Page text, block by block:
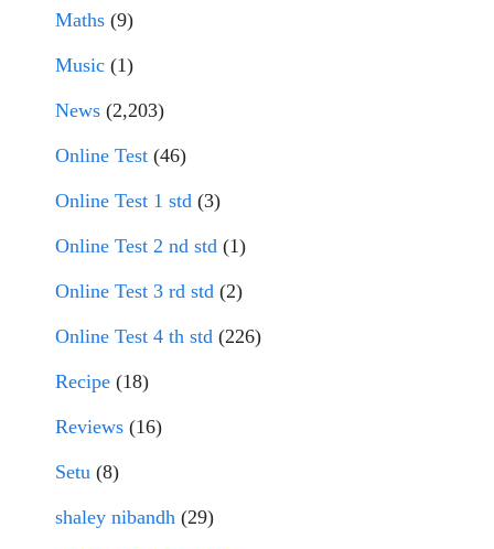
Maths (9)
Music (1)
News (2,203)
Online Test (46)
Online Test 1 std (3)
Online Test 2 nd std (1)
Online Test 3 rd std (2)
Online Test 4 th std (226)
Recipe (18)
Reviews (16)
Setu (8)
shaley nibandh (29)